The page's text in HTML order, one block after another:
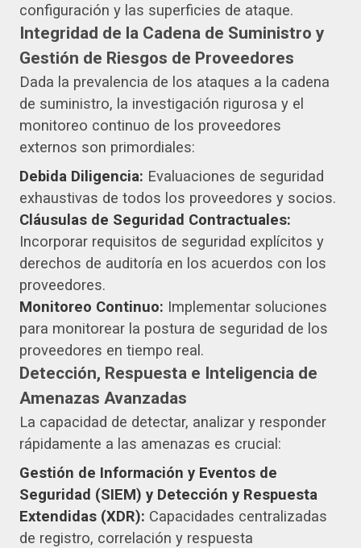
configuración y las superficies de ataque.
Integridad de la Cadena de Suministro y
Gestión de Riesgos de Proveedores
Dada la prevalencia de los ataques a la cadena
de suministro, la investigación rigurosa y el
monitoreo continuo de los proveedores
externos son primordiales:
Debida Diligencia: Evaluaciones de seguridad
exhaustivas de todos los proveedores y socios.
Cláusulas de Seguridad Contractuales:
Incorporar requisitos de seguridad explícitos y
derechos de auditoría en los acuerdos con los
proveedores.
Monitoreo Continuo: Implementar soluciones
para monitorear la postura de seguridad de los
proveedores en tiempo real.
Detección, Respuesta e Inteligencia de
Amenazas Avanzadas
La capacidad de detectar, analizar y responder
rápidamente a las amenazas es crucial:
Gestión de Información y Eventos de
Seguridad (SIEM) y Detección y Respuesta
Extendidas (XDR): Capacidades centralizadas
de registro, correlación y respuesta